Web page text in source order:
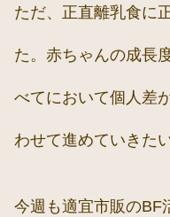
ただ、正直離乳食に
た。赤ちゃんの成長
べてにおいて個人差
わせて進めていきた
今週も適宜市販のBF